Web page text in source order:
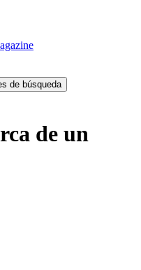
de búsqueda
de un